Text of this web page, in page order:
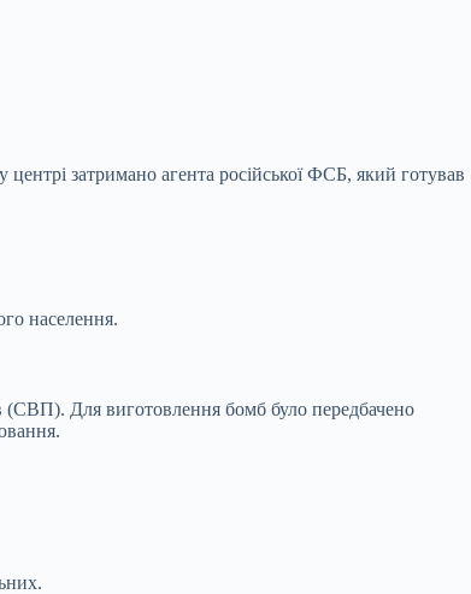
затримано агента російської ФСБ, який готував
населення.
(СВП). Для виготовлення бомб було передбачено